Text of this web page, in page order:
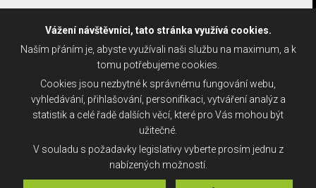
Vážení návštěvníci, tato stránka využívá cookies.
Naším přáním je, abyste využívali naši službu na maximum, a k
tomu potřebujeme cookies.
Cookies jsou nezbytné k správnému fungování webu,
vyhledávání, přihlašování, personifikaci, vytváření analýz a
statistik a celé řadě dalších věcí, které pro Vás mohou být
užitečné.
V souladu s požadavky legislativy vyberte prosím jednu z
nabízených možností.